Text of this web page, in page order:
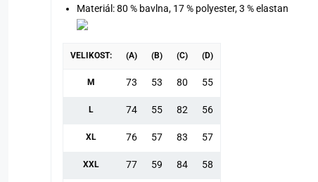
Materiál: 80 % bavlna, 17 % polyester, 3 % elastan
VELIKOST: (A) (B) (C) (D)
M 73 53 80 55
L 74 55 82 56
XL 76 57 83 57
XXL 77 59 84 58